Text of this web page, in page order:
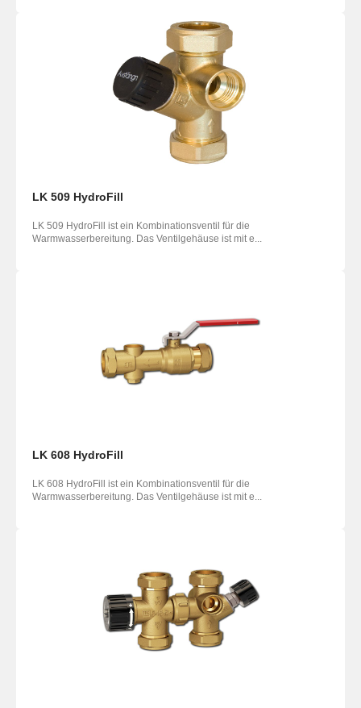
LK 509 HydroFill
LK 509 HydroFill ist ein Kombinationsventil für die
Warmwasserbereitung. Das Ventilgehäuse ist mit e...
LK 608 HydroFill
LK 608 HydroFill ist ein Kombinationsventil für die
Warmwasserbereitung. Das Ventilgehäuse ist mit e...